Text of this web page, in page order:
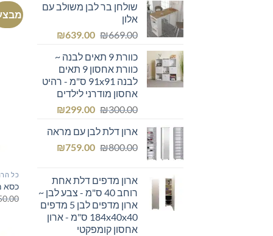
היה:
הוא:
₪355.00.
שולחן בר לבן משולב עם
אלון
₪669.00
המחיר
היה:
₪669.00.
₪639.00
המחיר
הוא:כוורת 9 תאים לבנה ~
כוורת אחסון 9 תאים
לבנה 91x91 ס"מ - רהיט
אחסון מודרני לילדים
₪300.00
המחיר
היה:
₪300.00.
₪299.00
המחיר
הוא:
₪299.00.
ארון דלת לבן עם מראה
₪800.00
המחיר
₪800.00.
₪759.00
המחיר
₪759.00.ארון מדפים דלת אחת
רוחב 40 ס"מ - צבע לבן ~
ארון מדפים לבן 5 מדפים
184x40x40 ס"מ - ארון
אחסון קומפקטי
כל
כסא